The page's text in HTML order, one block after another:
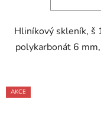
Hliníkový skleník, š
polykarbonát 6
AKCE